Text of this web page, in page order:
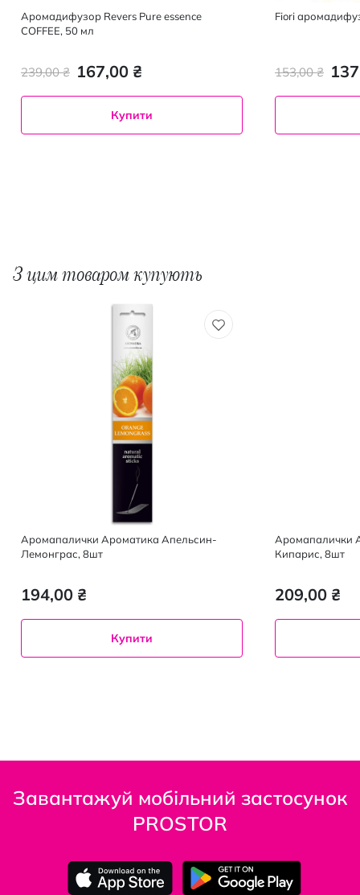
Аромадифузор Revers Pure essence
COFFEE, 50 мл
167,00 ₴
239,00 ₴
Купити
Fiori
153,00 ₴
З цим товаром купують
Аромапалички Ароматика Апельсин-
Лемонграс, 8шт
194,00 ₴
Купити
Аромапалички
Кипарис, 8шт
209,00 ₴
Завантажуй мобільний застосунок
PROSTOR